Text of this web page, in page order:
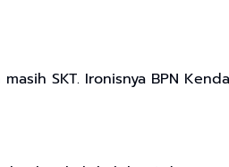
SKT. Ironisnya BPN